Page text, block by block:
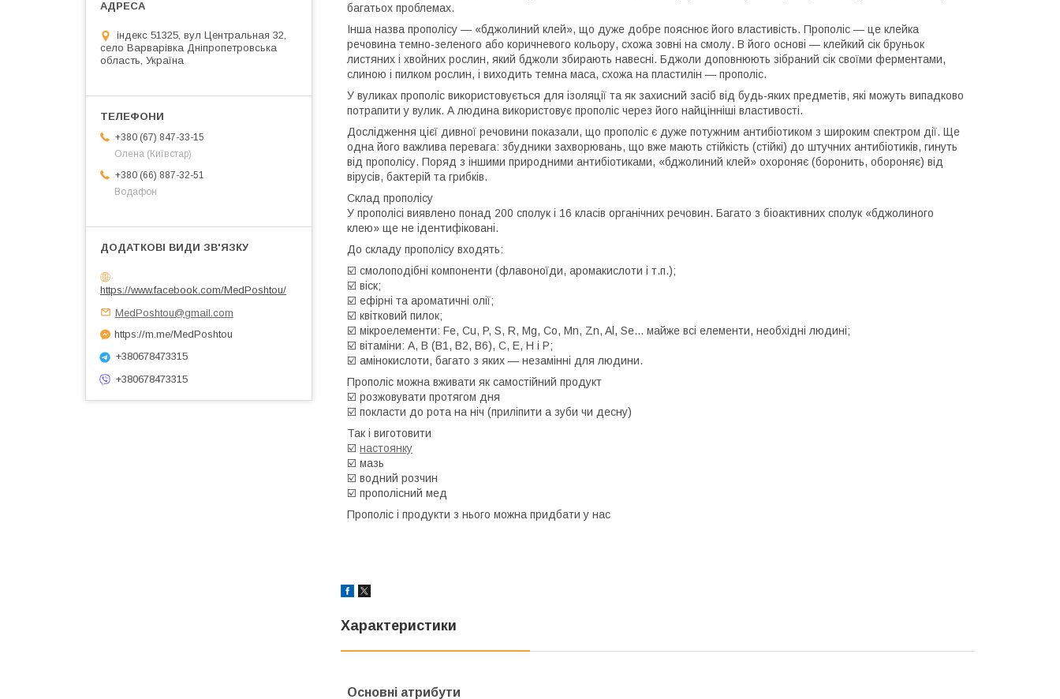
багатьох проблемах.
Інша назва прополісу — «бджолиний клей», що дуже добре пояснює його властивість. Прополіс — це клейка
речовина темно-зеленого або коричневого кольору, схожа зовні на смолу. В його основі — клейкий сік бруньок
листяних і хвойних рослин, який бджоли збирають навесні. Бджоли доповнюють зібраний сік своїми ферментами,
слиною і пилком рослин, і виходить темна маса, схожа на пластилін — прополіс.
У вуликах прополіс використовується для ізоляції та як захисний засіб від будь-яких предметів, які можуть випадково
потрапити у вулик. А людина використовує прополіс через його найцінніші властивості.
Дослідження цієї дивної речовини показали, що прополіс є дуже потужним антибіотиком з широким спектром дії. Ще
одна його важлива перевага: збудники захворювань, що вже мають стійкість (стійкі) до штучних антибіотиків, гинуть
від прополісу. Поряд з іншими природними антибіотиками, «бджолиний клей» охороняє (боронить, обороняє) від
вірусів, бактерій та грибків.
Склад прополісу
У прополісі виявлено понад 200 сполук і 16 класів органічних речовин. Багато з біоактивних сполук «бджолиного
клею» ще не ідентифіковані.
До складу прополісу входять:
☑️ смолоподібні компоненти (флавоноїди, аромакислоти і т.п.);
☑️ віск;
☑️ ефірні та ароматичні олії;
☑️ квітковий пилок;
☑️ мікроелементи: Fe, Cu, P, S, R, Mg, Co, Mn, Zn, Al, Se... майже всі елементи, необхідні людині;
☑️ вітаміни: A, B (В1, В2, В6), С, Е, Н і Р;
☑️ амінокислоти, багато з яких — незамінні для людини.
Прополіс можна вживати як самостійний продукт
☑️ розжовувати протягом дня
☑️ покласти до рота на ніч (приліпити а зуби чи десну)
Так і виготовити
☑️ настоянку
☑️ мазь
☑️ водний розчин
☑️ прополісний мед
Прополіс і продукти з нього можна придбати у нас
Характеристики
Основні атрибути
індекс 51325, вул Центральная 32,
село Варварівка Дніпропетровська
область, Україна
+380 (67) 847-33-15
Олена (Київстар)
+380 (66) 887-32-51
Водафон
https://www.facebook.com/MedPoshtou/
MedPoshtou@gmail.com
https://m.me/MedPoshtou
+380678473315
+380678473315